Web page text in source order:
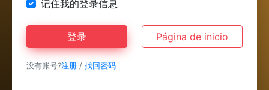
记住我的登录信息
登录 Página de inicio
没有账号?注册 / 找回密码